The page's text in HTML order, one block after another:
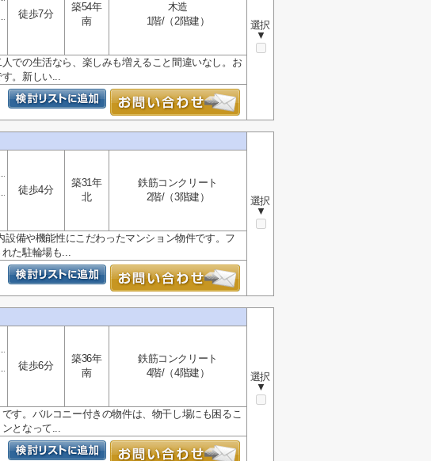
選択
▼
徒歩7分
築54年
南
木造
1階/（2階建）
での生活なら、楽しみも増えること間違いなし。お
。新しい...
選択
▼
徒歩4分
築31年
北
鉄筋コンクリート
2階/（3階建）
備や機能性にこだわったマンション物件です。フ
た駐輪場も...
選択
▼
徒歩6分
築36年
南
鉄筋コンクリート
4階/（4階建）
す。バルコニー付きの物件は、物干し場にも困るこ
となって...